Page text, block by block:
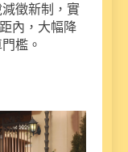
徵新制，實
內，大幅降
檻。